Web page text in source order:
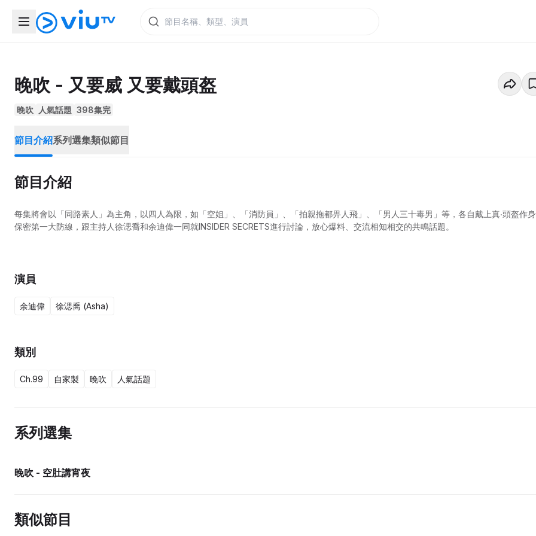
晚吹 - 又要威 又要戴頭盔
晚吹 人氣話題 398集完
節目介紹系列選集類似節目
節目介紹
每集將會以「同路素人」為主角，以四人為限，如「空姐」、「消防員」、「拍親拖都畀人飛」、「男人三十毒男」等，各自戴上真‧頭盔作
保密第一大防線，跟主持人徐㴓喬和余迪偉一同就INSIDER SECRETS進行討論，放心爆料、交流相知相交的共鳴話題。
演員
余迪偉 徐㴓喬 (Asha)
類別
Ch.99 自家製 晚吹 人氣話題
系列選集
晚吹 - 空肚講宵夜
類似節目